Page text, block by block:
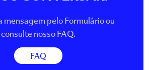
mensagem pelo Formulário ou
consulte nosso FAQ.
FAQ